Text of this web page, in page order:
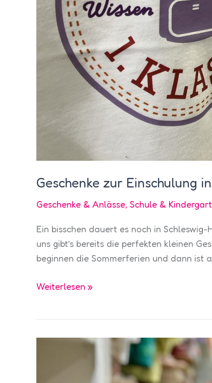
Geschenke zur Einschulung
Geschenke & Anlässe, Schule &
Ein bisschen dauert es noch in
uns gibt’s bereits die perfekten kleinen
beginnen die Sommerferien und dann ist
Geschenke
Weiterlesen »